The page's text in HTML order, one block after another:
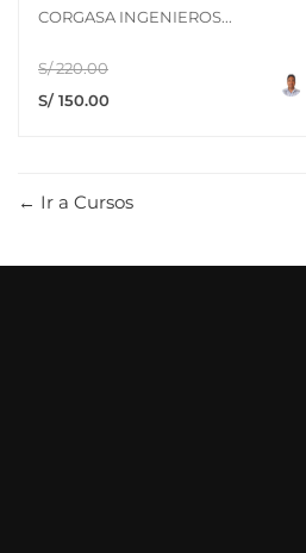
CORGASA INGENIEROS...
S/ 220.00
S/ 150.00
Ir a Cursos